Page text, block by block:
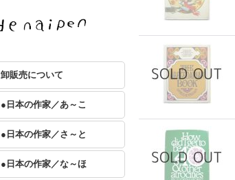
卸販売について
●日本の作家／あ～こ
●日本の作家／さ～と
●日本の作家／な～ほ